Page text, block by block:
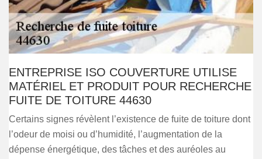
ENTREPRISE ISO COUVERTURE UTILISE
MATÉRIEL ET PRODUIT POUR RECHERCHE
FUITE DE TOITURE 44630
Certains signes révèlent l’existence de fuite de toiture dont
l’odeur de moisi ou d’humidité, l’augmentation de la
dépense énergétique, des tâches et des auréoles au